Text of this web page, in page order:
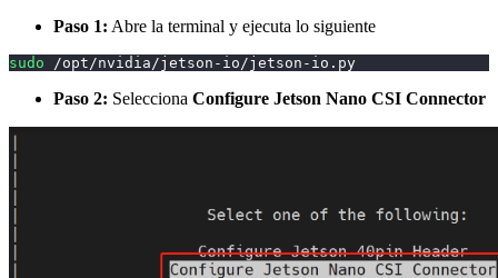
Paso 1: Abre la terminal y ejecuta lo siguiente
sudo /opt/nvidia/jetson-io/jetson-io.py
Paso 2: Selecciona Configure Jetson Nano CSI Connector